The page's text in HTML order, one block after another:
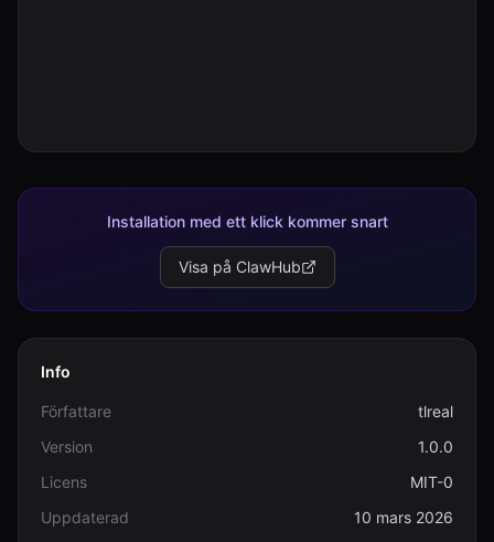
Installation med ett klick kommer snart
Visa på ClawHub
Info
Författare
tlreal
Version
1.0.0
Licens
MIT-0
Uppdaterad
10 mars 2026